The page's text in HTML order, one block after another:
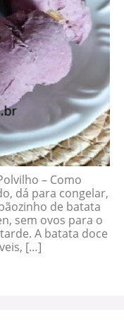
– Como
dá para congelar,
de batata
sem ovos para o
A batata doce
[…]